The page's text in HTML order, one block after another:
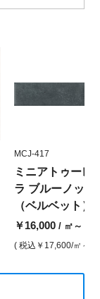
MCJ-417
ミニアトゥーレ
ラ ブルーノッテ
（ベルベット）
￥16,000/ ㎡～
( 税込 ￥17,600/㎡～ )